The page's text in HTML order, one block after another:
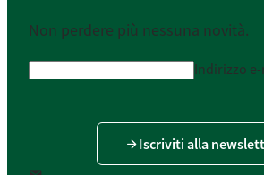
Non perdere più nessuna novità.
Indirizzo
Iscriviti alla